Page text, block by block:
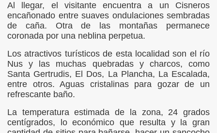
Al llegar, el visitante encuentra a un Cisneros
encañonado entre suaves ondulaciones sembradas
de caña. Otra de las montañas permanece
coronada por una neblina perpetua.
Los atractivos turísticos de esta localidad son el río
Nus y las muchas quebradas y charcos, como
Santa Gertrudis, El Dos, La Plancha, La Escalada,
entre otros. Aguas cristalinas para gozar de un
refrescante baño.
La temperatura estimada de la zona, 24 grados
centígrados, lo económico que resulta y la gran